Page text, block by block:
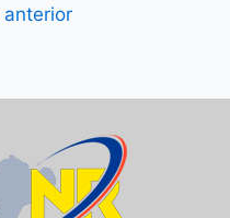
anterior